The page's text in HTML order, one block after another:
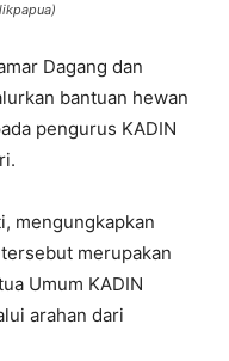
Dagang dan
bantuan hewan
pengurus KADIN
mengungkapkan
merupakan
Umum KADIN
arahan dari